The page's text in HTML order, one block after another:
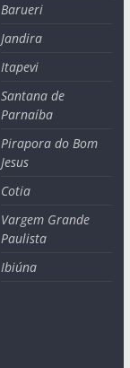
Barueri
Jandira
Itapevi
Santana de
Parnaíba
Pirapora do Bom
Jesus
Cotia
Vargem Grande
Paulista
Ibiúna